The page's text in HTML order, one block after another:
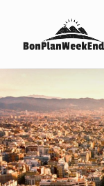
contenu